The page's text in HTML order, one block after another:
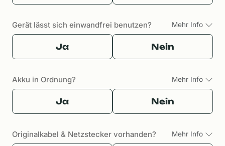
Gerät lässt sich einwandfrei benutzen? Mehr Info
Ja Nein
Akku in Ordnung? Mehr Info
Ja Nein
Originalkabel & Netzstecker vorhanden? Mehr Info